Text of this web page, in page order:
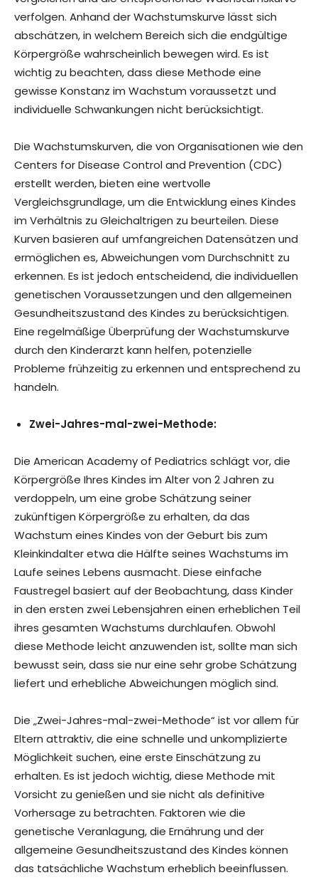
verfolgen. Anhand der Wachstumskurve lässt sich
abschätzen, in welchem Bereich sich die endgültige
Körpergröße wahrscheinlich bewegen wird. Es ist
wichtig zu beachten, dass diese Methode eine
gewisse Konstanz im Wachstum voraussetzt und
individuelle Schwankungen nicht berücksichtigt.
Die Wachstumskurven, die von Organisationen wie den
Centers for Disease Control and Prevention (CDC)
erstellt werden, bieten eine wertvolle
Vergleichsgrundlage, um die Entwicklung eines Kindes
im Verhältnis zu Gleichaltrigen zu beurteilen. Diese
Kurven basieren auf umfangreichen Datensätzen und
ermöglichen es, Abweichungen vom Durchschnitt zu
erkennen. Es ist jedoch entscheidend, die individuellen
genetischen Voraussetzungen und den allgemeinen
Gesundheitszustand des Kindes zu berücksichtigen.
Eine regelmäßige Überprüfung der Wachstumskurve
durch den Kinderarzt kann helfen, potenzielle
Probleme frühzeitig zu erkennen und entsprechend zu
handeln.
Zwei-Jahres-mal-zwei-Methode:
Die American Academy of Pediatrics schlägt vor, die
Körpergröße Ihres Kindes im Alter von 2 Jahren zu
verdoppeln, um eine grobe Schätzung seiner
zukünftigen Körpergröße zu erhalten, da das
Wachstum eines Kindes von der Geburt bis zum
Kleinkindalter etwa die Hälfte seines Wachstums im
Laufe seines Lebens ausmacht. Diese einfache
Faustregel basiert auf der Beobachtung, dass Kinder
in den ersten zwei Lebensjahren einen erheblichen Teil
ihres gesamten Wachstums durchlaufen. Obwohl
diese Methode leicht anzuwenden ist, sollte man sich
bewusst sein, dass sie nur eine sehr grobe Schätzung
liefert und erhebliche Abweichungen möglich sind.
Die „Zwei-Jahres-mal-zwei-Methode“ ist vor allem für
Eltern attraktiv, die eine schnelle und unkomplizierte
Möglichkeit suchen, eine erste Einschätzung zu
erhalten. Es ist jedoch wichtig, diese Methode mit
Vorsicht zu genießen und sie nicht als definitive
Vorhersage zu betrachten. Faktoren wie die
genetische Veranlagung, die Ernährung und der
allgemeine Gesundheitszustand des Kindes können
das tatsächliche Wachstum erheblich beeinflussen.